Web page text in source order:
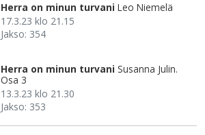
Herra on minun turvani Leo Niemelä
17.3.23 klo 21.15
Jakso: 354
Herra on minun turvani Susanna Julin.
Osa 3
13.3.23 klo 21.30
Jakso: 353